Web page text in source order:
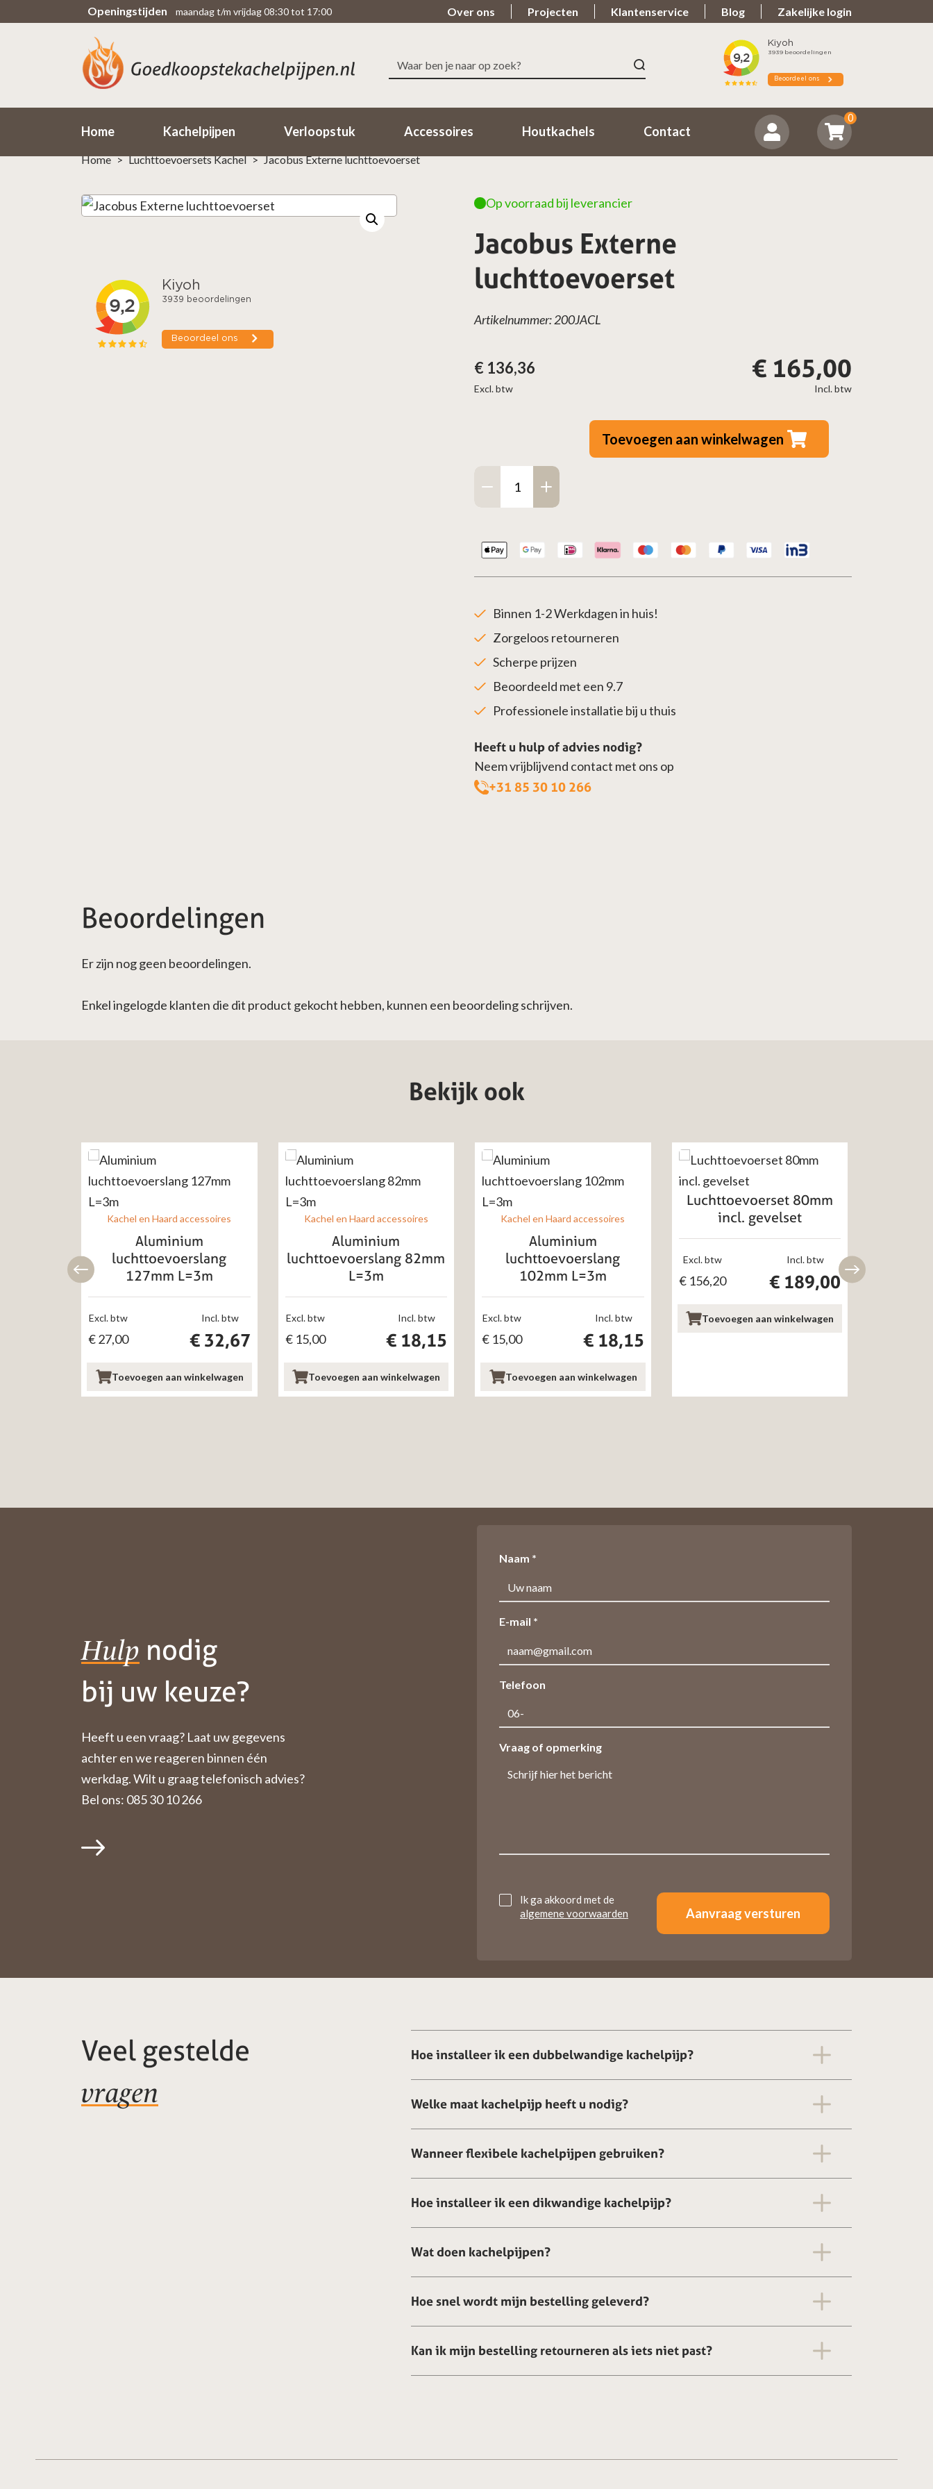
Openingstijden maandag t/m vrijdag 08:30 tot 17:00 Over ons Projecten Klantenservice Blog Zakelijke login
Zoeken
naar:
Home Kachelpijpen Verloopstuk Accessoires Houtkachels Contact
0
Scherpe prijzen Snelle levering Beoordeeld met een 9.7 Spullen teveel?
Home > Luchttoevoersets Kachel > Jacobus Externe luchttoevoerset
Jacobus Externe
luchttoevoerset
Op voorraad bij leverancier
Incl. btw
€ 165,00
Excl. btw
€ 136,36
Artikelnummer: 200JACL
Externe
aantal
Toevoegen aan winkelwagen
Binnen 1-2 Werkdagen in huis!
Zorgeloos retourneren
Scherpe prijzen
Beoordeeld met een 9.7
Professionele installatie bij u thuis
Heeft u hulp of advies nodig?
Neem vrijblijvend contact met ons op
+31 85 30 10 266
Beoordelingen
Er zijn nog geen beoordelingen.
Enkel ingelogde klanten die dit product gekocht hebben, kunnen een beoordeling schrijven.
Bekijk ook
Kachel en Haard accessoires
Aluminium
luchttoevoerslang
127mm L=3m
Incl. btw
€32,67
Excl. btw
€27,00
Toevoegen aan winkelwagen
Kachel en Haard accessoires
Aluminium
luchttoevoerslang 82mm
L=3m
Incl. btw
€ 18,15
Excl. btw
€15,00
Toevoegen aan winkelwagen
Kachel en Haard accessoires
Aluminium
luchttoevoerslang
102mm L=3m
Incl. btw
€18,15
Excl. btw
€ 15,00
Toevoegen aan winkelwagen
Luchttoevoerset 80mm
incl. gevelset
Incl. btw
€ 189,00
Excl. btw
€156,20
Toevoegen aan winkelwagen
Hulp nodig
bij uw keuze?
Heeft u een vraag? Laat uw gegevens
achter en we reageren binnen één
werkdag. Wilt u graag telefonisch advies?
Bel ons: 085 30 10 266
Naam *
E-mail *
Telefoon
Vraag of opmerking
Untitled
Ik ga akkoord met de
algemene voorwaarden
Veel gestelde
vragen
Hoe installeer ik een dubbelwandige kachelpijp?
Welke maat kachelpijp heeft u nodig?
Wanneer flexibele kachelpijpen gebruiken?
Hoe installeer ik een dikwandige kachelpijp?
Wat doen kachelpijpen?
Hoe snel wordt mijn bestelling geleverd?
Kan ik mijn bestelling retourneren als iets niet past?